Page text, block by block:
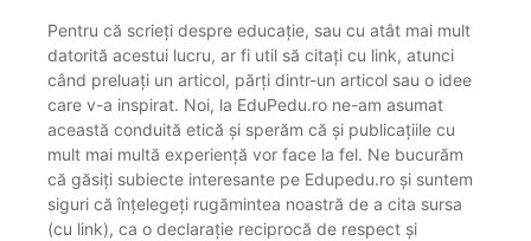
Pentru că scrieți despre educație, sau cu atât mai mult
datorită acestui lucru, ar fi util să citați cu link, atunci
când preluați un articol, părți dintr-un articol sau o idee
care v-a inspirat. Noi, la EduPedu.ro ne-am asumat
această conduită etică și sperăm că și publicațiile cu
mult mai multă experiență vor face la fel. Ne bucurăm
că găsiți subiecte interesante pe Edupedu.ro și suntem
siguri că înțelegeți rugămintea noastră de a cita sursa
(cu link), ca o declarație reciprocă de respect și